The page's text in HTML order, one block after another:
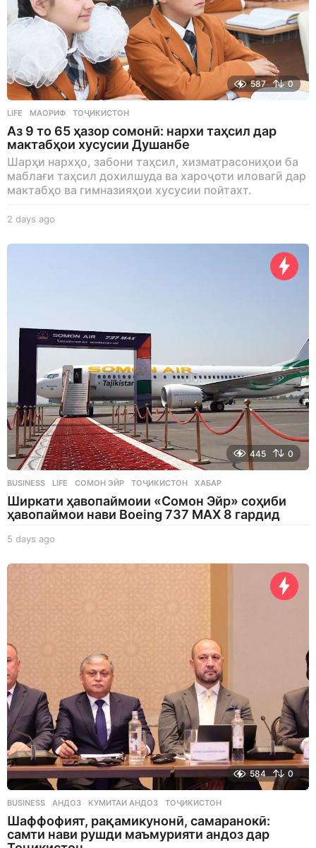
587 0
LIFE МАОРИФ ,ТОҶИКИСТОН
Аз 9 то 65 ҳазор сомонӣ: нархи таҳсил дар
мактабҳои хусусии Душанбе
Шарҳи нархҳо, забони таҳсил, хизматрасониҳои ба
маблағи таҳсил дохилшуда ва хароҷоти иловагӣ дар
мактабҳо ва гимназияҳои хусусии пойтахт.
2 days ago
a
445 0
BUSINESS ,LIFE СОМОН ЭЙР ,ТОҶИКИСТОН ,ХАБАР
Ширкати ҳавопаймоии «Сомон Эйр» соҳиби
ҳавопаймои нави Boeing 737 MAX 8 гардид
5 days ago
a
584 0
BUSINESS АНДОЗ ,КУМИТАИ АНДОЗ ,ТОҶИКИСТОН
Шаффофият, рақамикунонӣ, самаранокӣ:
самти нави рушди маъмурияти андоз дар